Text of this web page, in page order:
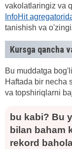
vakolatlaringiz va
InfoHit
tanishish va
Kursga qancha
Bu muddatga
Haftada bir necha
va topshiriqlarni
bu kabi? Bu
bilan baham
rekord